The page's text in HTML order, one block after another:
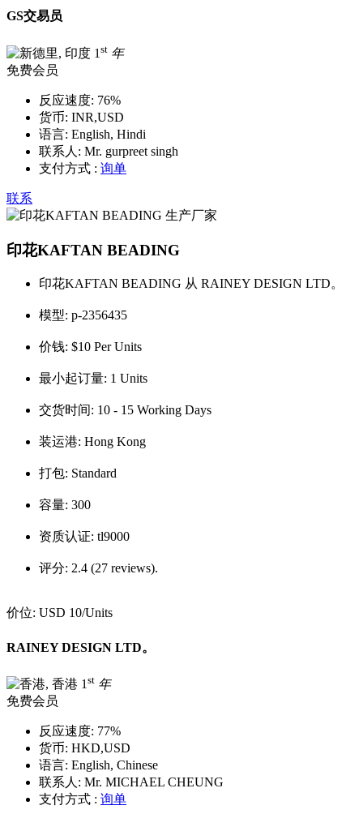
GS交易员
1 st 年
免费会员
反应速度: 76%
货币: INR,USD
语言: English, Hindi
联系人: Mr. gurpreet singh
支付方式 : 询单
联系
印花KAFTAN BEADING
印花KAFTAN BEADING 从 RAINEY DESIGN LTD。
模型: p-2356435
价钱: $10 Per Units
最小起订量: 1 Units
交货时间: 10 - 15 Working Days
装运港: Hong Kong
打包: Standard
容量: 300
资质认证: tl9000
评分: 2.4 (27 reviews).
价位: USD 10/Units
RAINEY DESIGN LTD。
1 st 年
免费会员
反应速度: 77%
货币: HKD,USD
语言: English, Chinese
联系人: Mr. MICHAEL CHEUNG
支付方式 : 询单